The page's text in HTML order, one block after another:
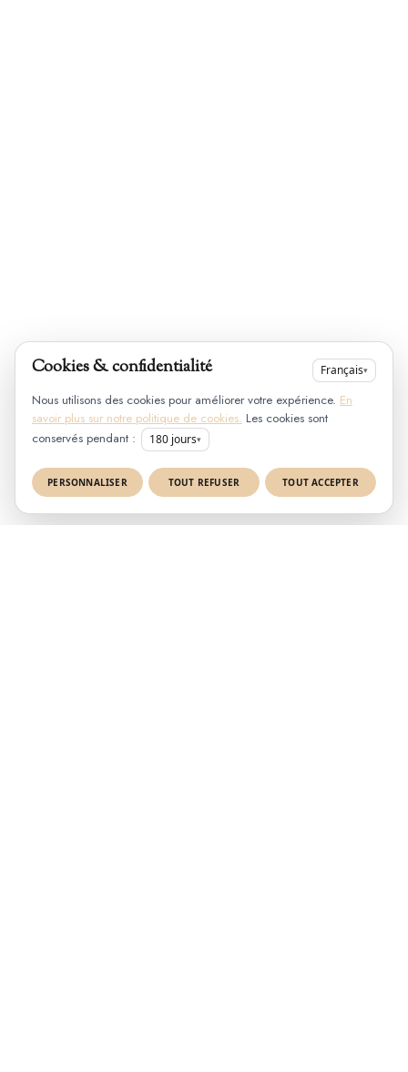
Cookies & confidentialité Français▾
Nous utilisons des cookies pour améliorer votre expérience. En
savoir plus sur notre politique de cookies. Les cookies sont
conservés pendant :
180 jours▾
PERSONNALISER TOUT REFUSER TOUT ACCEPTER